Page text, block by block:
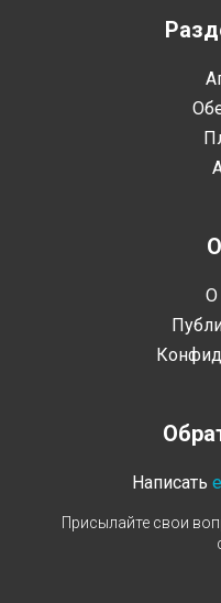
О
Написать
Присылайте свои